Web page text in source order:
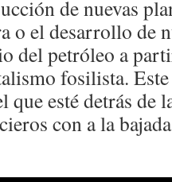
de nuevas
o el desarrollo de
del petróleo a
fosilista.
que esté detrás de
con a la